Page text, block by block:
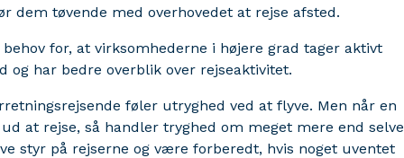
dem tøvende med overhovedet at rejse afsted.
for, at virksomhederne i højere grad tager aktivt
og har bedre overblik over rejseaktivitet.
føler utryghed ved at flyve. Men når en
at rejse, så handler tryghed om meget mere end selve
styr på rejserne og være forberedt, hvis noget uventet